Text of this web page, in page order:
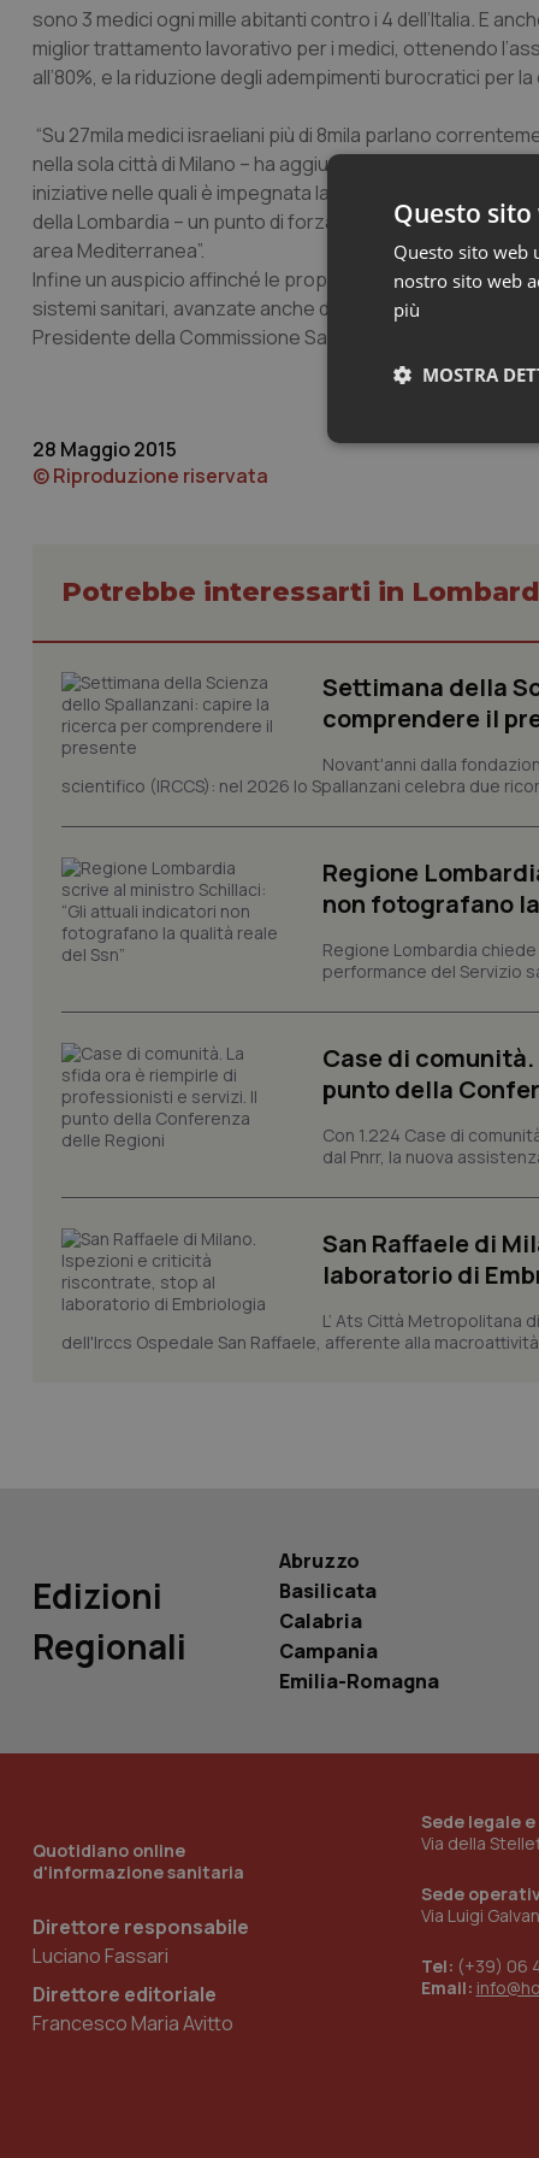
sono 3 medici ogni mille abitanti contro i 4 dell’Italia. E
miglior trattamento lavorativo per i medici, ottenendo
all’80%, e la riduzione degli adempimenti burocratici per la
“Su 27mila medici israeliani più di 8mila parlano
nella sola città di Milano – ha aggiunto
iniziative nelle quali è impegnata la sua Associazione a
della Lombardia – un punto di forza a sostegno di un
area Mediterranea”.
Infine un auspicio affinché le proposte per sperimentare
sistemi sanitari, avanzate anche dal Presidente di
Presidente della Commissione Sanità della Regione
28 Maggio 2015
© Riproduzione riservata
Potrebbe interessarti in
Settimana della
comprendere il
Novant'anni dalla
scientifico (IRCCS): nel 2026 lo Spallanzani celebra due
Regione
non fotografano
Regione Lombardia
performance del Servizio
Case di
punto della
Con 1.224 Case di
dal Pnrr, la nuova
San Raffaele di
laboratorio di
L’ Ats Città Metropolitana
dell'Irccs Ospedale San Raffaele, afferente alla
Edizioni
Regionali
Abruzzo
Basilicata
Calabria
Campania
Emilia-Romagna
Quotidiano online
d'informazione sanitaria
Direttore responsabile
Luciano Fassari
Direttore editoriale
Francesco Maria Avitto
Sede legale
Via della
Sede
Via Luigi
Tel: (+39) 06
Email:
Questo
Questo sito web
nostro sito web
più
MOSTRA
e l'accesso alle aree
Nome
tracking-sites-
session-id
PHPSESSID
__Secure-YNID
__Secure-
ROLLOUT_TOKEN
tracking-sites-
ironfish-tracking-